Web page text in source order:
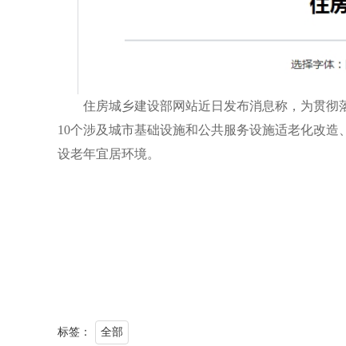
住房城乡建设部网站近日发布消息称，为贯彻
10个涉及城市基础设施和公共服务设施适老化改
设老年宜居环境。
标签： 全部